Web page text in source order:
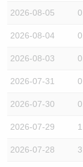
2026-08-05
2026-08-04
2026-08-03
2026-07-31
2026-07-30
2026-07-29
2026-07-28